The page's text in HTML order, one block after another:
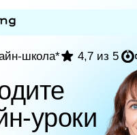
4,7 из 5
уроки
и